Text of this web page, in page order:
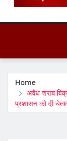
Home
अवैध शराब
प्रशासन को दी